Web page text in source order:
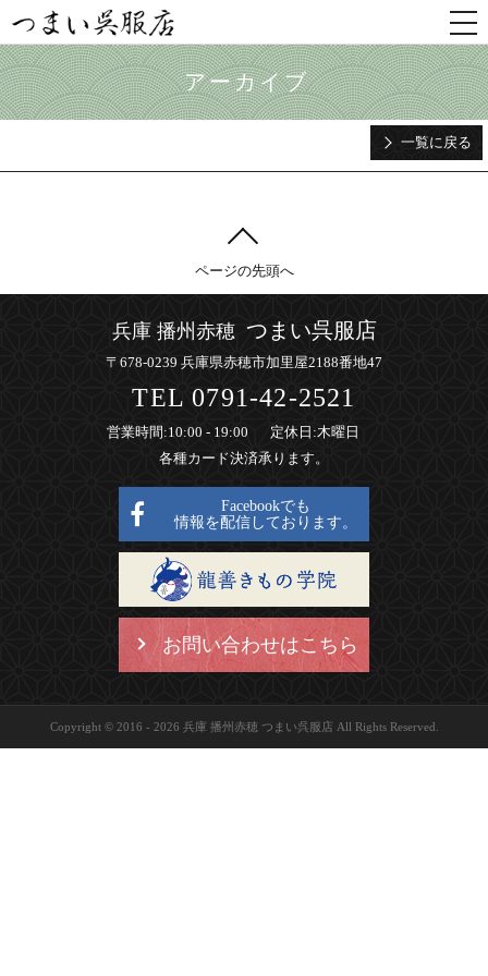
アーカイブ
一覧に戻る
ページの先頭へ
兵庫 播州赤穂 つまい呉服店
〒678-0239 兵庫県赤穂市加里屋2188番地47
TEL 0791-42-2521
営業時間 :10:00 - 19:00 定休日 :木曜日
各種カード決済承ります。
Facebookでも
情報を配信しております。
お問い合わせはこちら
Copyright © 2016 - 2026 兵庫 播州赤穂 つまい呉服店 All Rights Reserved.